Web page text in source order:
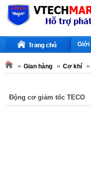
Giới
Gian hàng Cơ khí
Động cơ giảm tốc TECO